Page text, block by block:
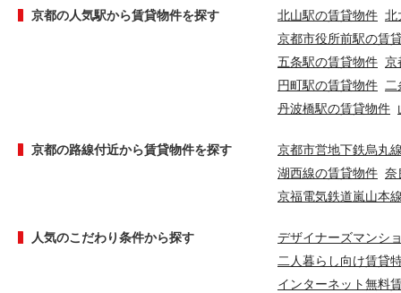
京都の人気駅から賃貸物件を探す 北山駅の賃貸物件 北
京都市役所前駅の賃
五条駅の賃貸物件 京
円町駅の賃貸物件
丹波橋駅の賃貸物件
京都の路線付近から賃貸物件を探す
京都市営地下鉄烏丸
湖西線の賃貸物件 奈
京福電気鉄道嵐山本
人気のこだわり条件から探す
デザイナーズマンシ
二人暮らし向け賃貸
インターネット無料